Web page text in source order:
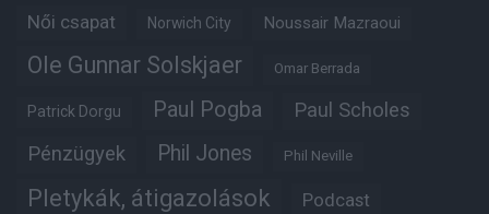
Női csapat Norwich City Noussair Mazraoui
Ole Gunnar Solskjaer Omar Berrada
Patrick Dorgu Paul Pogba Paul Scholes
Pénzügyek Phil Jones Phil Neville
Pletykák, átigazolások Podcast